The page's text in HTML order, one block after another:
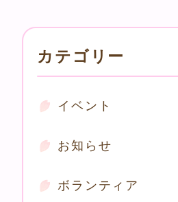
カテゴリー
イベント
お知らせ
ボランティア